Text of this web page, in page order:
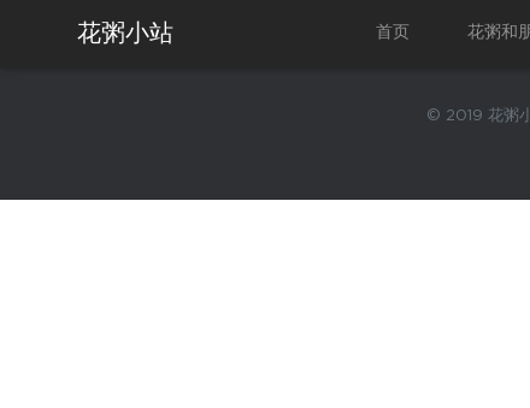
花粥小站 首页 花粥和
© 2019 花粥